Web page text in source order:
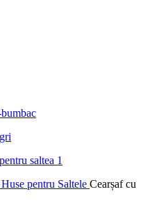
Huse pentru Saltele Cearșaf cu